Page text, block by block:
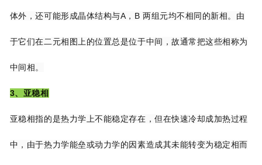
体外，还可能形成晶体结构与A，B 两组元均不相同的新相。由
于它们在二元相图上的位置总是位于中间，故通常把这些相称为
中间相。
3、亚稳相
亚稳相指的是热力学上不能稳定存在，但在快速冷却成加热过程
中，由于热力学能垒或动力学的因素造成其未能转变为稳定相而